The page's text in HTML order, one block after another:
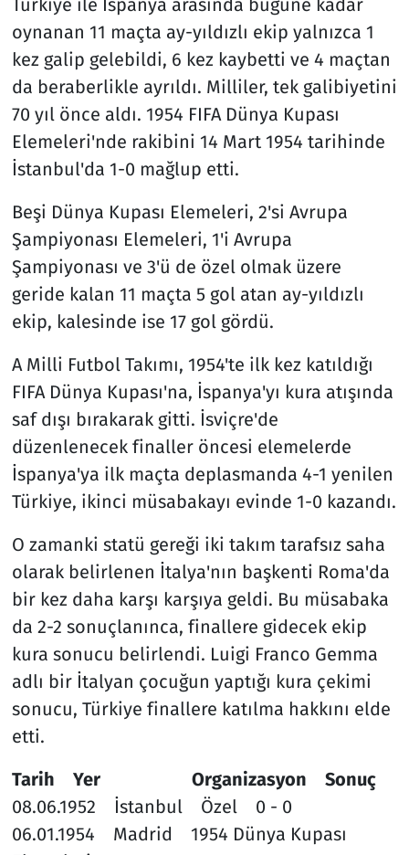
oynanan 11 maçta ay-yıldızlı ekip yalnızca 1
kez galip gelebildi, 6 kez kaybetti ve 4 maçtan
da beraberlikle ayrıldı. Milliler, tek galibiyetini
70 yıl önce aldı. 1954 FIFA Dünya Kupası
Elemeleri'nde rakibini 14 Mart 1954 tarihinde
İstanbul'da 1-0 mağlup etti.
Beşi Dünya Kupası Elemeleri, 2'si Avrupa
Şampiyonası Elemeleri, 1'i Avrupa
Şampiyonası ve 3'ü de özel olmak üzere
geride kalan 11 maçta 5 gol atan ay-yıldızlı
ekip, kalesinde ise 17 gol gördü.
A Milli Futbol Takımı, 1954'te ilk kez katıldığı
FIFA Dünya Kupası'na, İspanya'yı kura atışında
saf dışı bırakarak gitti. İsviçre'de
düzenlenecek finaller öncesi elemelerde
İspanya'ya ilk maçta deplasmanda 4-1 yenilen
Türkiye, ikinci müsabakayı evinde 1-0 kazandı.
O zamanki statü gereği iki takım tarafsız saha
olarak belirlenen İtalya'nın başkenti Roma'da
bir kez daha karşı karşıya geldi. Bu müsabaka
da 2-2 sonuçlanınca, finallere gidecek ekip
kura sonucu belirlendi. Luigi Franco Gemma
adlı bir İtalyan çocuğun yaptığı kura çekimi
sonucu, Türkiye finallere katılma hakkını elde
etti.
Tarih Yer Organizasyon Sonuç
08.06.1952 İstanbul Özel 0 - 0
06.01.1954 Madrid 1954 Dünya Kupası